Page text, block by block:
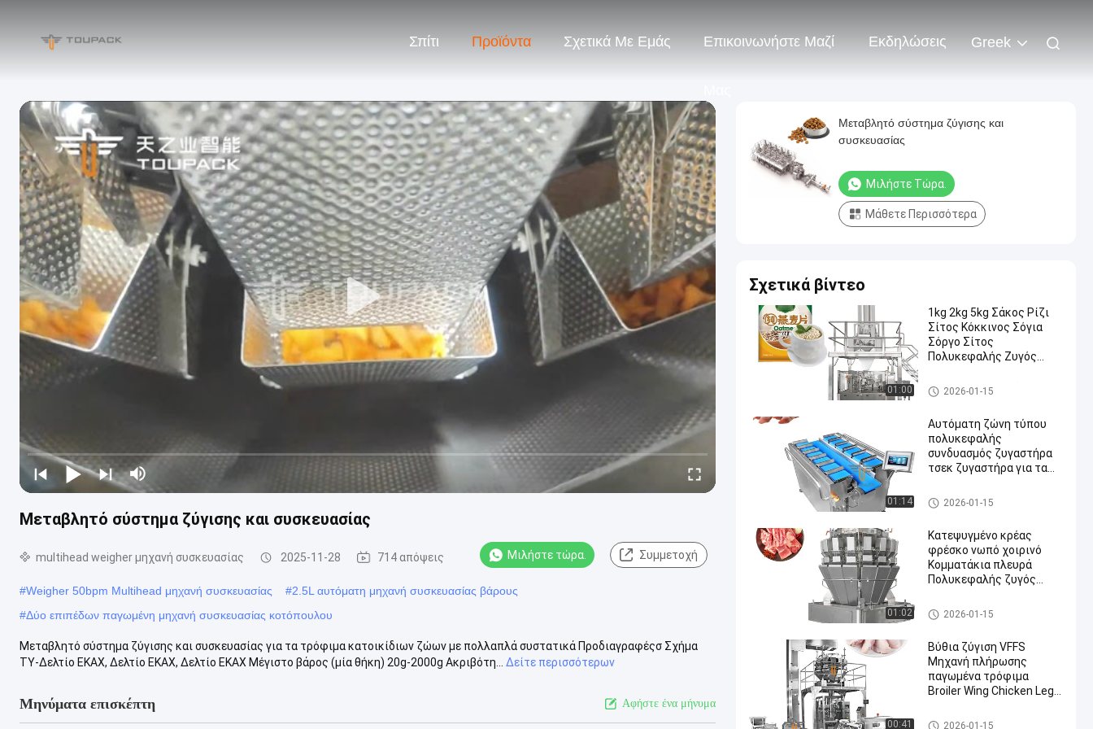
Σπίτι Προϊόντα Σχετικά Με Εμάς Επικοινωνήστε Μαζί Εκδηλώσεις Greek
Μεταβλητό σύστημα ζύγισης και συσκευασίας
multihead weigher μηχανή συσκευασίας 2025-11-28 714 απόψεις Μιλήστε τώρα. Συμμετοχή
#Weigher 50bpm Multihead μηχανή συσκευασίας #2.5L αυτόματη μηχανή συσκευασίας βάρους
#Δύο επιπέδων παγωμένη μηχανή συσκευασίας κοτόπουλου
Μεταβλητό σύστημα ζύγισης και συσκευασίας για τα τρόφιμα κατοικίδιων ζώων με πολλαπλά συστατικά Προδιαγραφέςσ Σχήμα
TY-Δελτίο ΕΚΑΧ, Δελτίο ΕΚΑΧ, Δελτίο ΕΚΑΧ Μέγιστο βάρος (μία θήκη) 20g-2000g Ακριβότη...
Δείτε περισσότερων
Μηνύματα επισκέπτη Αφήστε ένα μήνυμα
Μεταβλητό σύστημα ζύγισης και
συσκευασίας
Μιλήστε Τώρα.
Μάθετε Περισσότερα
Σχετικά βίντεο
01:00
1kg 2kg 5kg Σάκος Ρίζι
Σίτος Κόκκινος Σόγια
Σόργο Σίτος
Πολυκεφαλής Ζυγός
Ζυγιστής πολλαπλών κεφαλ
ών
2026-01-15
01:14
Αυτόματη ζώνη τύπου
πολυκεφαλής
συνδυασμός ζυγαστήρα
τσεκ ζυγαστήρα για τα
multihead weigher μηχανή συ
σκευασίας
2026-01-15
01:02
Κατεψυγμένο κρέας
φρέσκο νωπό χοιρινό
Κομματάκια πλευρά
Πολυκεφαλής ζυγός
τροφοδοσίας
multihead weigher μηχανή συ
σκευασίας
2026-01-15
00:41
Βύθια ζύγιση VFFS
Μηχανή πλήρωσης
παγωμένα τρόφιμα
Broiler Wing Chicken Leg
Μηχανή συσκευασίας παγωμ
2026-01-15